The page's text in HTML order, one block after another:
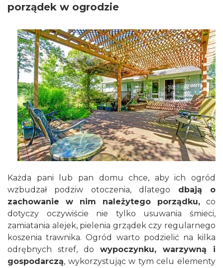
porządek w ogrodzie
Każda pani lub pan domu chce, aby ich ogród
wzbudzał podziw otoczenia, dlatego dbają o
zachowanie w nim należytego porządku, co
dotyczy oczywiście nie tylko usuwania śmieci,
zamiatania alejek, pielenia grządek czy regularnego
koszenia trawnika. Ogród warto podzielić na kilka
odrębnych stref, do wypoczynku, warzywną i
gospodarczą, wykorzystując w tym celu elementy